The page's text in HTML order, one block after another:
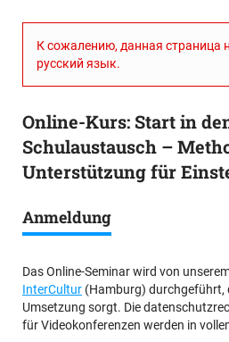
К сожалению, данная страница
русский язык.
Online-Kurs: Start in
Schulaustausch –
Unterstützung für
Anmeldung
Das Online-Seminar wird von
InterCultur (Hamburg) durchgeführt,
Umsetzung sorgt. Die
für Videokonferenzen werden in